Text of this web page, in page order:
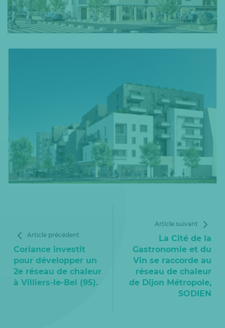
Article précédent
Coriance investit
pour développer un
2e réseau de chaleur
à Villiers-le-Bel (95).
Article suivant
La Cité de la
Gastronomie et du
Vin se raccorde au
réseau de chaleur
de Dijon Métropole,
SODIEN